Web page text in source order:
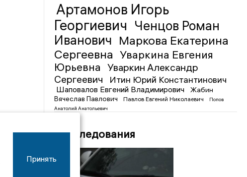
Артамонов Игорь
Георгиевич Ченцов Роман
Иванович Маркова Екатерина
Сергеевна Уваркина Евгения
Юрьевна
Уваркин Александр
Сергеевич
Итин Юрий Константинович
Шаповалов Евгений Владимирович
Жабин
Вячеслав Павлович
Павлов Евгений Николаевич
Попов
Анатолий Анатольевич
Расследования
Принять